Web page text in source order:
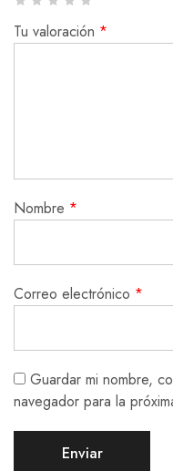
Tu valoración *
Nombre *
Correo electrónico *
Guardar mi nombre,
navegador para la